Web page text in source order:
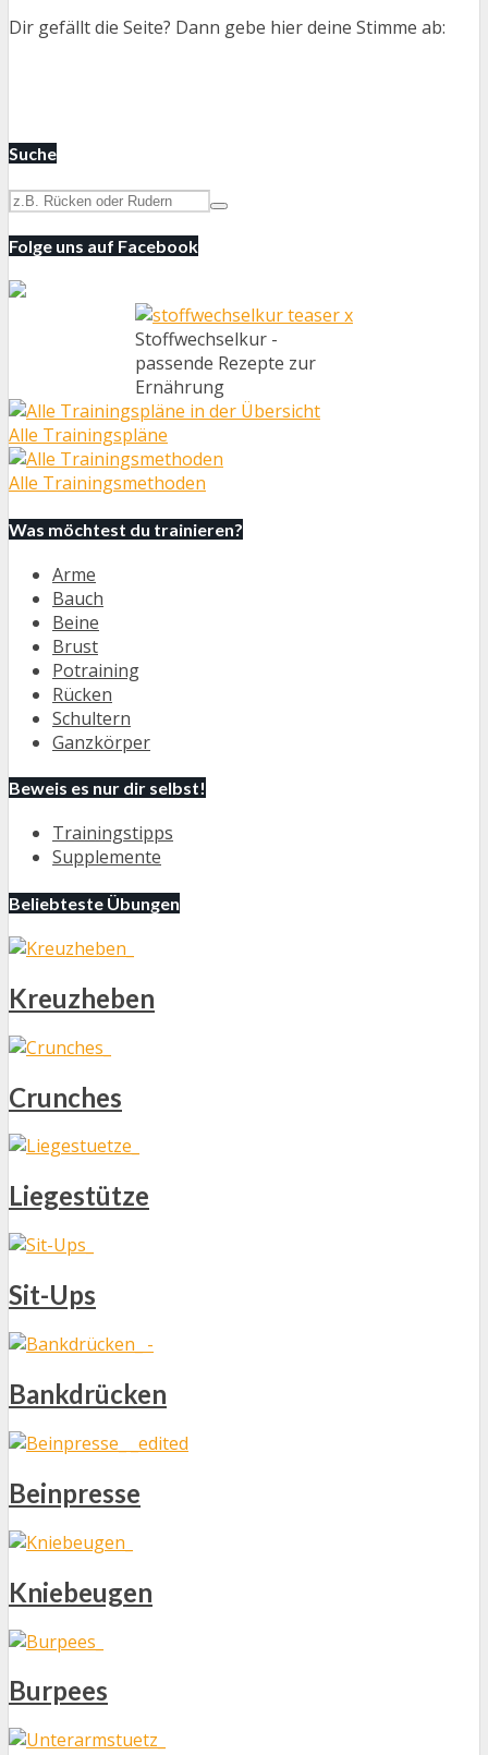
Dir gefällt die Seite? Dann gebe hier deine Stimme ab:
Suche
Folge uns auf Facebook
Stoffwechselkur -
passende Rezepte zur
Ernährung
Alle Trainingspläne
Alle Trainingsmethoden
Was möchtest du trainieren?
Arme
Bauch
Beine
Brust
Potraining
Rücken
Schultern
Ganzkörper
Beweis es nur dir selbst!
Trainingstipps
Supplemente
Beliebteste Übungen
Kreuzheben
Crunches
Liegestütze
Sit-Ups
Bankdrücken
Beinpresse
Kniebeugen
Burpees